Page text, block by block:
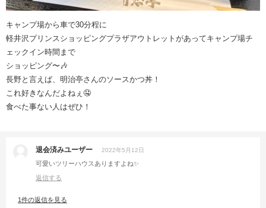
キャンプ場から車で30分程に
軽井沢プリンスショッピングプラザアウトレットがあってキャンプ場チ
ェックイン時間まで
ショッピング〜🎶
長野と言えば、明治亭さんのソースかつ丼！
これ好きなんだよねぇ🤤
食べた事ない人はぜひ！
退会済みユーザー 2022年5月12日
可愛いツリーハウスありますよね✨
返信する
1件の返信を見る